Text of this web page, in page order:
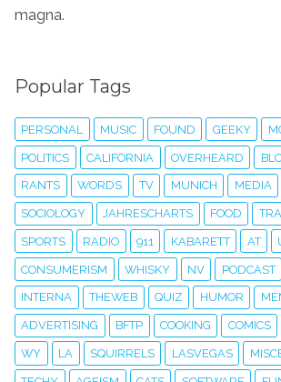
magna.
Popular Tags
PERSONAL MUSIC FOUND GEEKY
POLITICS CALIFORNIA OVERHEARD
RANTS WORDS TV MUNICH MEDIA
SOCIOLOGY JAHRESCHARTS FOOD
SPORTS RADIO 911 KABARETT AT
CONSUMERISM WHISKY NV PODCAST
INTERNA THEWEB QUIZ HUMOR
ADVERTISING BFTP COOKING COMICS
WY LA SQUIRRELS LASVEGAS